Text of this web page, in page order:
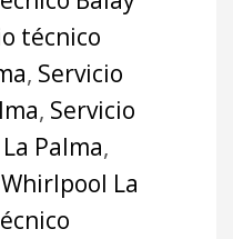
técnico
, Servicio
, Servicio
Palma,
La